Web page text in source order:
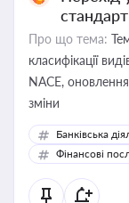
Про що тема:
класифікації
NACE,
зміни
Банківська
Фінансові